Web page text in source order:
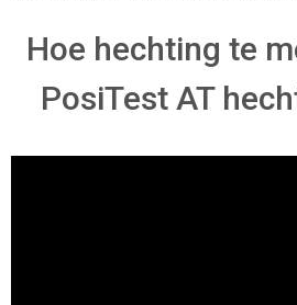
Hoe hechting te
PosiTest AT